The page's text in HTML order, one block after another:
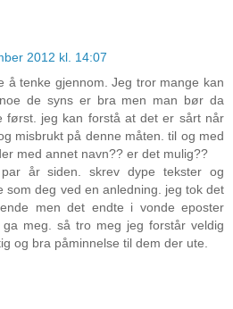
2012 kl. 14:07
å tenke gjennom. Jeg tror mange kan
de syns er bra men man bør da
først. jeg kan forstå at det er sårt når
misbrukt på denne måten. til og med
med annet navn?? er det mulig??
år siden. skrev dype tekster og
som deg ved en anledning. jeg tok det
men det endte i vonde eposter
meg. så tro meg jeg forstår veldig
og bra påminnelse til dem der ute.